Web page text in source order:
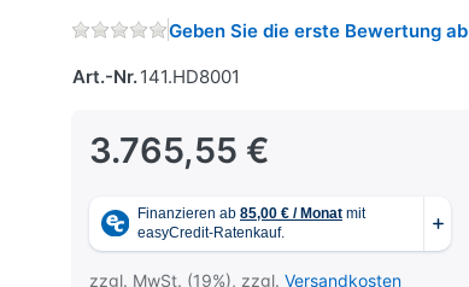
Geben Sie die erste Bewertung ab
Art.-Nr.141.HD8001
3.765,55 €
zzgl. MwSt. (19%), zzgl. Versandkosten